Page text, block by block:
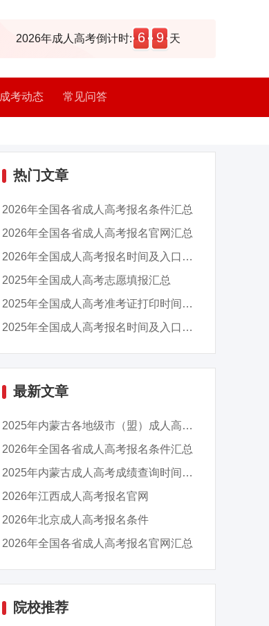
2026年成人高考倒计时: 6 9 天
成考动态 常见问答
热门文章
2026年全国各省成人高考报名条件汇总
2026年全国各省成人高考报名官网汇总
2026年全国成人高考报名时间及入口汇总
2025年全国成人高考志愿填报汇总
2025年全国成人高考准考证打印时间及入口汇总
2025年全国成人高考报名时间及入口汇总
最新文章
2025年内蒙古各地级市（盟）成人高考成绩查询时...
2026年全国各省成人高考报名条件汇总
2025年内蒙古成人高考成绩查询时间：11月13日9...
2026年江西成人高考报名官网
2026年北京成人高考报名条件
2026年全国各省成人高考报名官网汇总
院校推荐